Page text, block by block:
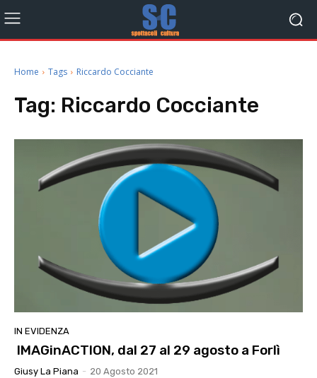
Home Tags Riccardo Cocciante
Tag: Riccardo Cocciante
IN EVIDENZA
IMAGinACTION, dal 27 al 29 agosto a Forlì
Giusy La Piana - 20 Agosto 2021